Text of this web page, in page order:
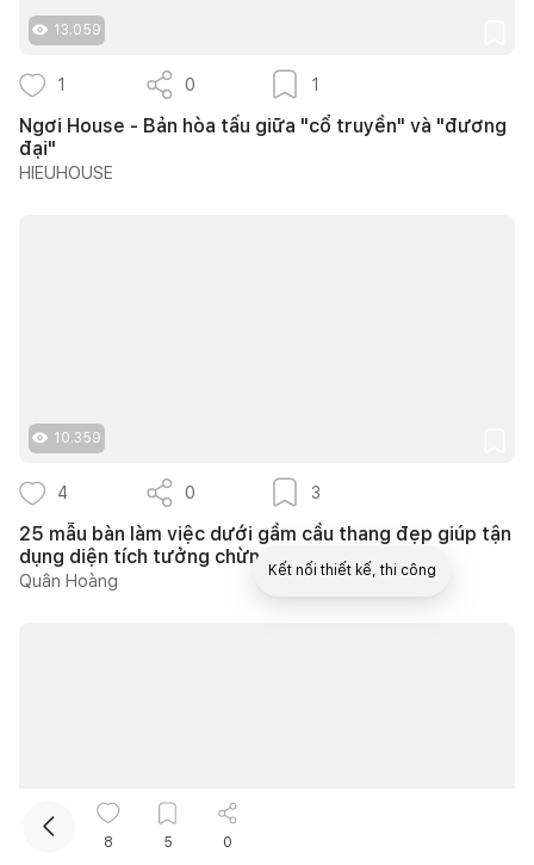
13.059
1 0 1
Ngơi House - Bản hòa tấu giữa "cổ truyền" và "đương
đại"
HIEUHOUSE
10.359
4 0 3
25 mẫu bàn làm việc dưới gầm cầu thang đẹp giúp tận
dụng diện tích tưởng chừng bị bỏ quên
Quân Hoàng
8 5 0
Kết nối thiết kế, thi công